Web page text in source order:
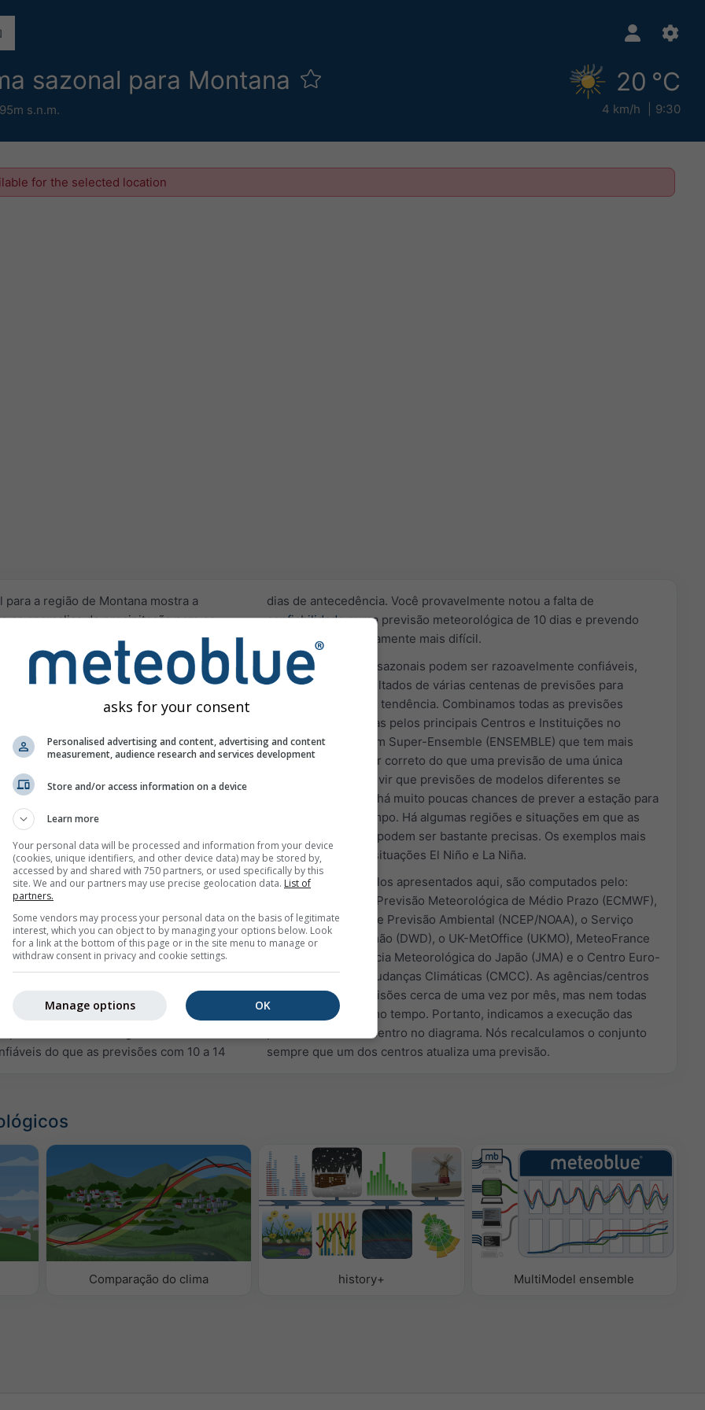
sazonal para Montana
s.n.m.
20 °C
4 km/h 9:30
for the selected location
a região de Montana mostra a
as anomalias de precipitação para os
superior. A previsão é regional para
ou maiores.
características climáticas, como valores
mês inteiro. Anomalias são desvios da
uma temperatura negativa e uma
mais frio e mais seco do que a média
climatológica permite pouca inferência
um mês com uma anomalia positiva
que cada hora deste mês seja 1 grau
realista é que alguns dias são
do que a média, enquanto outros
também pode haver alguns dias que
mais frios do que a média,
é de todo uma garantia para não haver
sazonal para determinado dia não é
mais confiável do que uma
o clima diário é sujeito a grandes
eventos de mesoescala ou microescala
ser medidos com precisão
previsões meteorológicas diárias são
do que as previsões com 10 a 14
dias de antecedência. Você provavelmente notou a falta de
confiabilidadenuma previsão meteorológica de 10 dias e prevendo
vários meses é claramente mais difícil.
Como as previsões sazonais podem ser razoavelmente confiáveis,
fornecemos os resultados de várias centenas de previsões para
estimar melhor uma tendência. Combinamos todas as previsões
sazonais computadas pelos principais Centros e Instituições no
mundo inteiro em um Super-Ensemble (ENSEMBLE) que tem mais
probabilidade de ser correto do que uma previsão de uma única
Instituição. Se você vir que previsões de modelos diferentes se
contradizem, então há muito poucas chances de prever a estação para
esse período de tempo. Há algumas regiões e situações em que as
previsões sazonais podem ser bastante precisas. Os exemplos mais
conhecidos são as situações El Niño e La Niña.
Os diferentes modelos apresentados aqui, são computados pelo:
Centro Europeu de Previsão Meteorológica de Médio Prazo (ECMWF),
o Centro Nacional de Previsão Ambiental (NCEP/NOAA), o Serviço
Meteorológico Alemão (DWD), o UK-MetOffice (UKMO), MeteoFrance
(METEOFR), a Agencia Meteorológica do Japão (JMA) e o Centro Euro-
Mediterrânico de Mudanças Climáticas (CMCC). As agências/centros
atualizam suas previsões cerca de uma vez por mês, mas nem todas
fazem isso ao mesmo tempo. Portanto, indicamos a execução das
previsões de cada centro no diagrama. Nós recalculamos o conjunto
sempre que um dos centros atualiza uma previsão.
Comparação do clima history+ MultiModel ensemble
asks for your consent
Personalised advertising and content, advertising and content
measurement, audience research and services development
Store and/or access information on a device
Learn more
Your personal data will be processed and information from your device
(cookies, unique identifiers, and other device data) may be stored by,
accessed by and shared with 750 partners, or used specifically by this
site. We and our partners may use precise geolocation data. List of
partners.
Some vendors may process your personal data on the basis of legitimate
interest, which you can object to by managing your options below. Look
for a link at the bottom of this page or in the site menu to manage or
withdraw consent in privacy and cookie settings.
OK
Manage options